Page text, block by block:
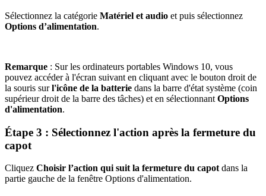
Sélectionnez la catégorie Matériel et audio et puis sélectionnez
Options d’alimentation.
Remarque : Sur les ordinateurs portables Windows 10, vous
pouvez accéder à l'écran suivant en cliquant avec le bouton droit de
la souris surl'icône de la batterie dans la barre d'état système (coin
supérieur droit de la barre des tâches) et en sélectionnant Options
d'alimentation.
Étape 3 : Sélectionnez l'action après la fermeture du
capot
Cliquez Choisir l’action qui suit la fermeture du capot dans la
partie gauche de la fenêtre Options d'alimentation.